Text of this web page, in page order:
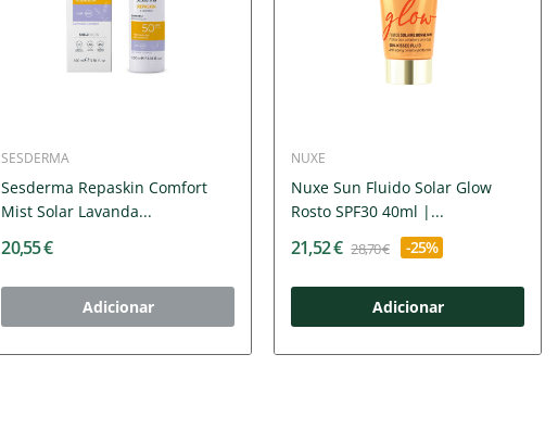
SESDERMA
Sesderma Repaskin Comfort
Mist Solar Lavanda...
20,55 €
Adicionar
NUXE
Nuxe Sun Fluido Solar Glow
Rosto SPF30 40ml |...
21,52 € 28,70 € -25%
Adicionar